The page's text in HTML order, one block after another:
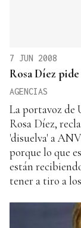
7 JUN 2008
Rosa Díez
AGENCIAS
La portavoz de
Rosa Díez,
'disuelva' a
porque lo que
están
tener a tiro a